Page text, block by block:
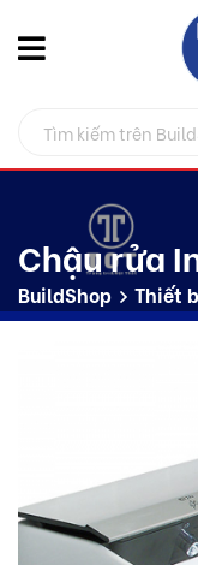
Chậu rửa
BuildShop Thiết